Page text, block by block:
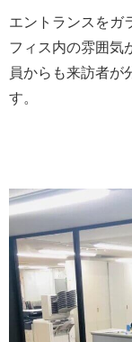
エントランスをガ
フィス内の雰囲気
員からも来訪者が
す。